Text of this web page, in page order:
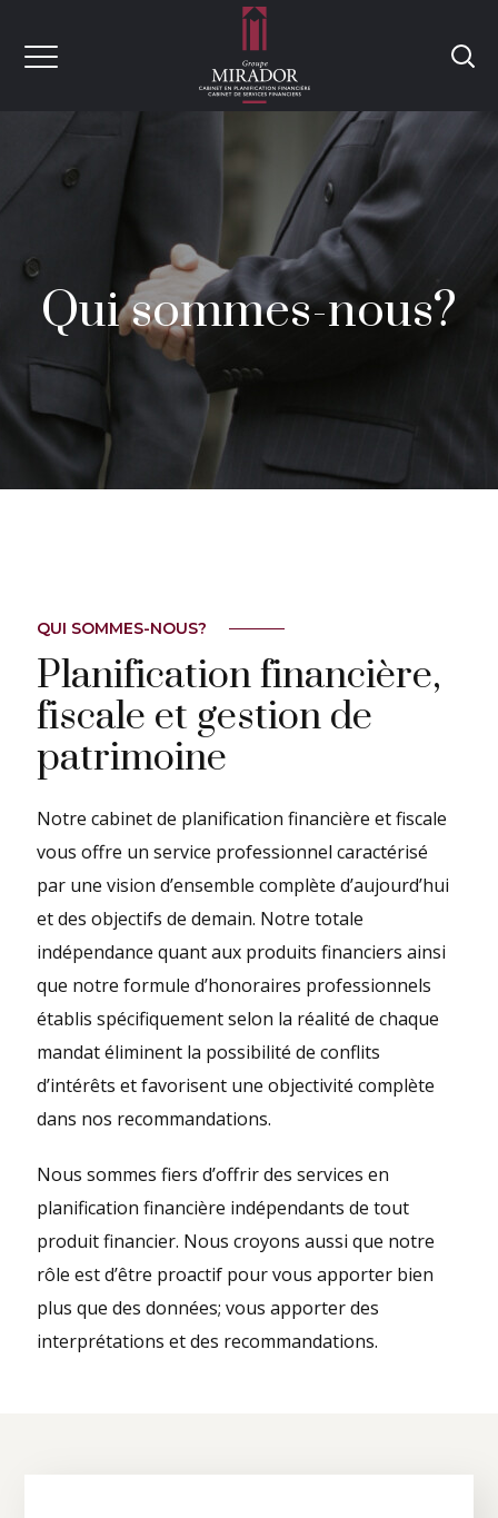
Qui sommes-nous?
QUI SOMMES-NOUS?
Planification financière,
fiscale et gestion de
patrimoine
Notre cabinet de planification financière et fiscale
vous offre un service professionnel caractérisé
par une vision d’ensemble complète d’aujourd’hui
et des objectifs de demain. Notre totale
indépendance quant aux produits financiers ainsi
que notre formule d’honoraires professionnels
établis spécifiquement selon la réalité de chaque
mandat éliminent la possibilité de conflits
d’intérêts et favorisent une objectivité complète
dans nos recommandations.
Nous sommes fiers d’offrir des services en
planification financière indépendants de tout
produit financier. Nous croyons aussi que notre
rôle est d’être proactif pour vous apporter bien
plus que des données; vous apporter des
interprétations et des recommandations.